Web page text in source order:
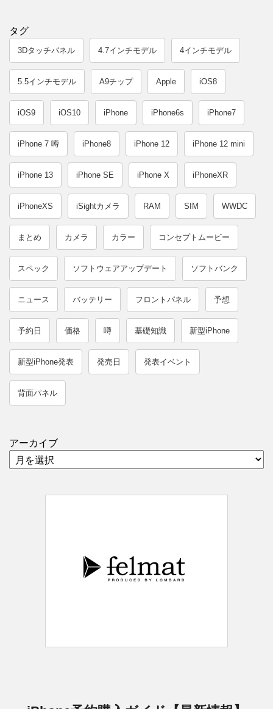
タグ
3Dタッチパネル 4.7インチモデル 4インチモデル
5.5インチモデル A9チップ Apple iOS8
iOS9 iOS10 iPhone iPhone6s iPhone7
iPhone 7 噂 iPhone8 iPhone 12 iPhone 12 mini
iPhone 13 iPhone SE iPhone X iPhoneXR
iPhoneXS iSightカメラ RAM SIM WWDC
まとめ カメラ カラー コンセプトムービー
スペック ソフトウェアアップデート ソフトバンク
ニュース バッテリー フロントパネル 予想
予約日 価格 噂 基礎知識 新型iPhone
新型iPhone発表 発売日 発表イベント
背面パネル
アーカイブ